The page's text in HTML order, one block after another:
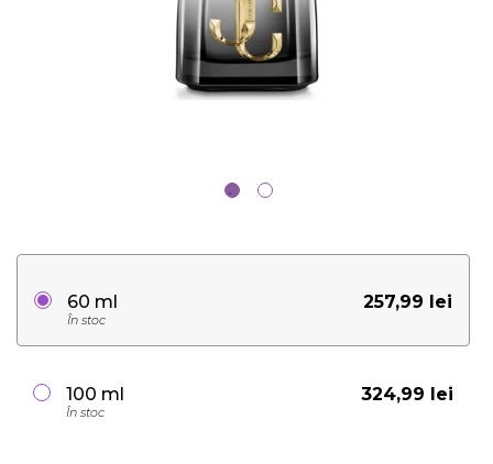
257,99 lei
60 ml
În stoc
324,99 lei
100 ml
În stoc